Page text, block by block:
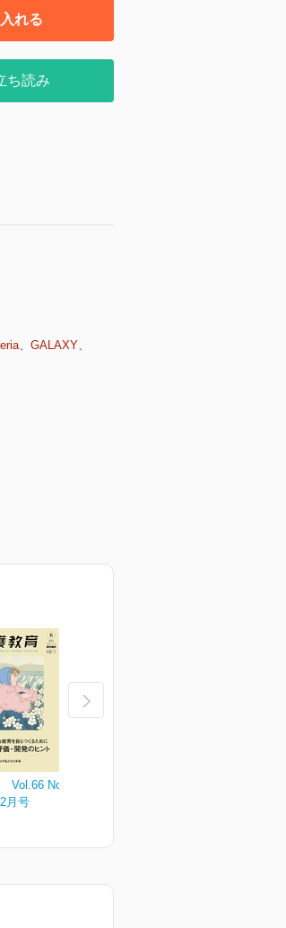
れる
ち読み
、GALAXY、
Vol.66 No.6
月号